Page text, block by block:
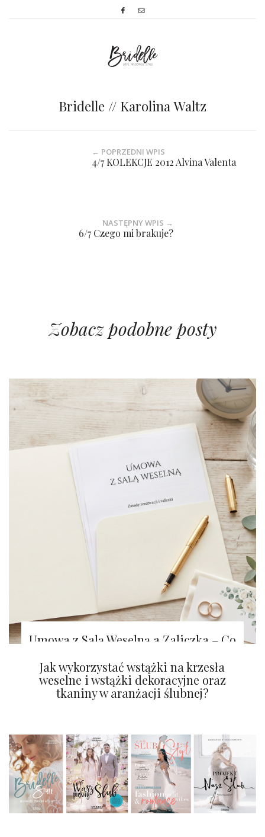
Bridelle // Karolina Waltz
← POPRZEDNI WPIS
4/7 KOLEKCJE 2012 Alvina Valenta
NASTĘPNY WPIS →
6/7 Czego mi brakuje?
Zobacz podobne posty
Umowa z Salą Weselną a Zaliczka – Co
Tapety na ścianę z efektem WOW!
Jak wykorzystać wstążki na krzesła
weselne i wstążki dekoracyjne oraz
tkaniny w aranżacji ślubnej?